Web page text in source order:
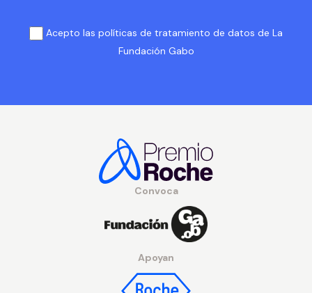
Acepto las políticas de tratamiento de datos de La
Fundación Gabo
Convoca
Apoyan